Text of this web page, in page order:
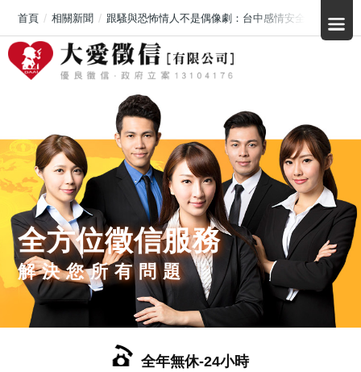
全方位徵信服務
解決您所有問題
全年無休-24小時
首頁 相關新聞 跟騷與恐怖情人不是偶像劇：台中感情安全議題升溫